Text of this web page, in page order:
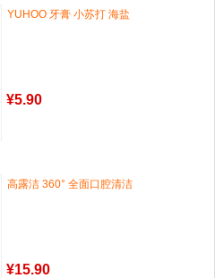
YUHOO 牙膏 小苏打 海盐
¥5.90
高露洁 360° 全面口腔清洁
¥15.90